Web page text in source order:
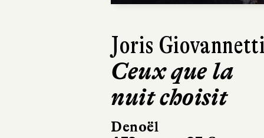
Amandine
Daniel Le
Roland
Schweitzer